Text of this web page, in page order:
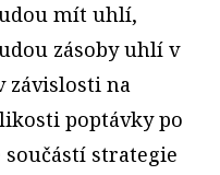
mít uhlí,
zásoby uhlí v
závislosti na
poptávky po
strategie